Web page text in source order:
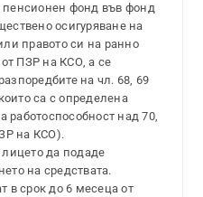
пенсионен фонд във фонд
осигуряване на
правото си на ранно
ПЗР на КСО, а се
на чл. 68, 69
са с определена
над 70,
на КСО).
да подаде
на средствата.
в срок до 6 месеца от